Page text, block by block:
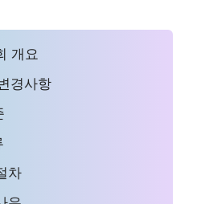
개요
경사항
차